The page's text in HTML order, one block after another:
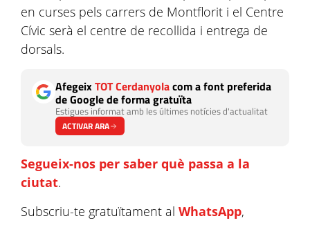
en curses pels carrers de Montflorit i el Centre
Cívic serà el centre de recollida i entrega de
dorsals.
AfegeixTOT Cerdanyolacom a font preferida
de Google de forma gratuïta
Estigues informat amb les últimes notícies d'actualitat
ACTIVAR ARA
Segueix-nos per saber què passa a la
ciutat.
Subscriu-te gratuïtament al WhatsApp,